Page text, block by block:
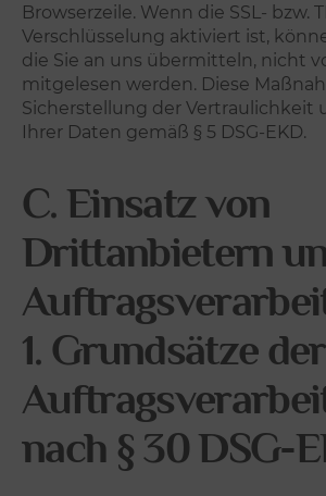
Browserzeile. Wenn die SSL- bzw.
Verschlüsselung aktiviert ist,
die Sie an uns übermitteln, nicht
mitgelesen werden. Diese
Sicherstellung der Vertraulichkeit
Ihrer Daten gemäß § 5 DSG-EKD.
C. Einsatz von
Drittanbietern
1. Grundsätze der
nach § 30 DSG-